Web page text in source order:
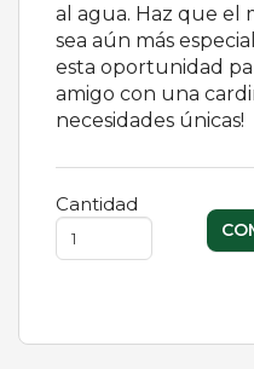
al agua. Haz que el
sea aún más
esta oportunidad
amigo con una
necesidades únicas!
Cantidad